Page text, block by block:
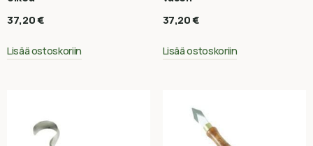
37,20€
Lisää ostoskoriin
37,20€
Lisää ostoskoriin